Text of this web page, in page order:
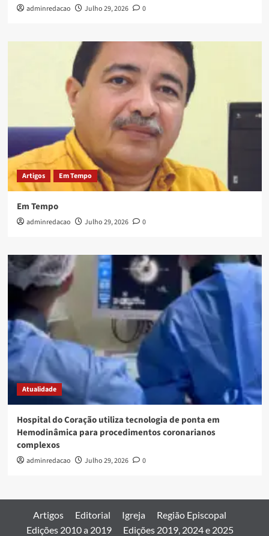
adminredacao Julho 29, 2026 0
Artigos Em Tempo
Em Tempo
adminredacao Julho 29, 2026 0
Atualidade
Hospital do Coração utiliza tecnologia de ponta em
Hemodinâmica para procedimentos coronarianos
complexos
adminredacao Julho 29, 2026 0
Artigos Editorial Igreja
Região Episcopal
Edições 2010 a 2019
Edições 2019, 2024 e 2025